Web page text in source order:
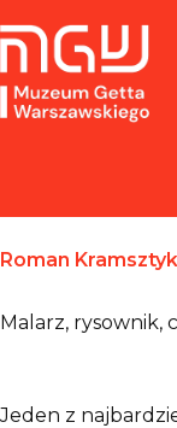
Roman
Malarz, rysownik,
Jeden z